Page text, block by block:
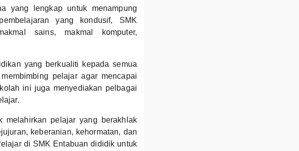
yang lengkap untuk menampung
yang kondusif, SMK
sains, makmal komputer,
yang berkualiti kepada semua
pelajar agar mencapai
ini juga menyediakan pelbagai
melahirkan pelajar yang berakhlak
keberanian, kehormatan, dan
di SMK Entabuan dididik untuk